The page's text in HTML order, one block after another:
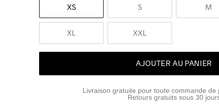
XS S M
XL XXL
AJOUTER AU PANIER
Livraison gratuite pour toute commande de
Retours gratuits sous 30